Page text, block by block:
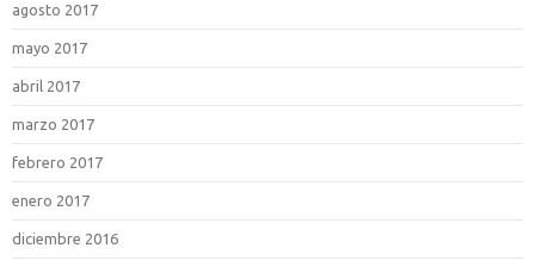
agosto 2017
mayo 2017
abril 2017
marzo 2017
febrero 2017
enero 2017
diciembre 2016